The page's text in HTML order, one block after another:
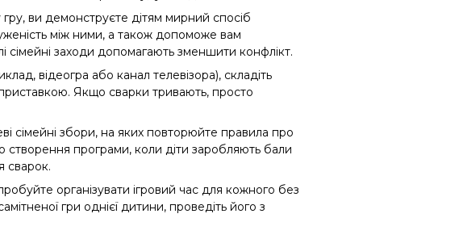
ви демонструєте дітям мирний спосіб
між ними, а також допоможе вам
сімейні заходи допомагають зменшити конфлікт.
відеогра або канал телевізора), складіть
приставкою. Якщо сварки тривають, просто
сімейні збори, на яких повторюйте правила про
створення програми, коли діти заробляють бали
сварок.
організувати ігровий час для кожного без
гри однієї дитини, проведіть його з